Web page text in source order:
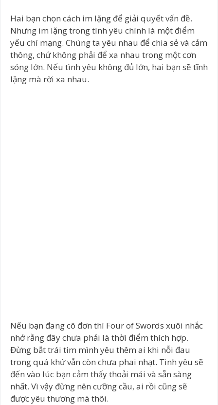
Hai bạn chọn cách im lặng để giải quyết vấn đề.
Nhưng im lặng trong tình yêu chính là một điểm
yếu chí mạng. Chúng ta yêu nhau để chia sẻ và cảm
thông, chứ không phải để xa nhau trong một cơn
sóng lớn. Nếu tình yêu không đủ lớn, hai bạn sẽ tĩnh
lặng mà rời xa nhau.
Nếu bạn đang cô đơn thì Four of Swords xuôi nhắc
nhở rằng đây chưa phải là thời điểm thích hợp.
Đừng bắt trái tim mình yêu thêm ai khi nỗi đau
trong quá khứ vẫn còn chưa phai nhạt. Tình yêu sẽ
đến vào lúc bạn cảm thấy thoải mái và sẵn sàng
nhất. Vì vậy đừng nên cưỡng cầu, ai rồi cũng sẽ
được yêu thương mà thôi.